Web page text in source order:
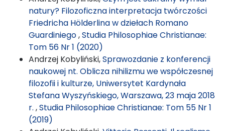
natury? Filozoficzna interpretacja twórczości
Friedricha Hölderlina w dziełach Romano
Guardiniego,Studia Philosophiae Christianae:
Tom 56 Nr 1 (2020)
Andrzej Kobyliński,Sprawozdanie z konferencji
naukowej nt. Oblicza nihilizmu we współczesnej
filozofii i kulturze, Uniwersytet Kardynała
Stefana Wyszyńskiego, Warszawa, 23 maja 2018
r. ,Studia Philosophiae Christianae: Tom 55 Nr 1
(2019)